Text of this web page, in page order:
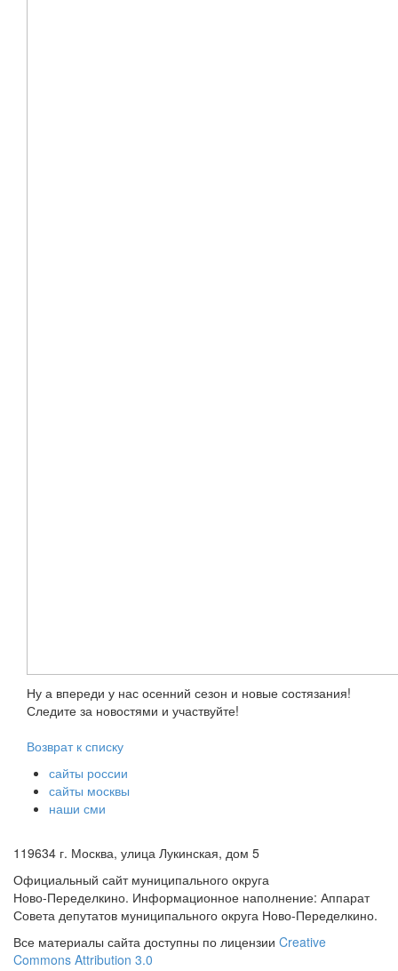
Ну а впереди у нас осенний сезон и новые состязания!
Следите за новостями и участвуйте!
Возврат к списку
сайты россии
сайты москвы
наши сми
119634 г. Москва, улица Лукинская, дом 5
Официальный сайт муниципального округа
Ново-Переделкино. Информационное наполнение: Аппарат
Совета депутатов муниципального округа Ново-Переделкино.
Все материалы сайта доступны по лицензии Creative
Commons Attribution 3.0